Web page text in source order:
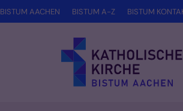
Zum Inhalt springen
BISTUM AACHEN BISTUM A-Z BISTUM